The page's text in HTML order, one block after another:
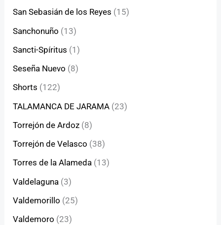
San Sebasián de los Reyes (15)
Sanchonuño (13)
Sancti-Spíritus (1)
Seseña Nuevo (8)
Shorts (122)
TALAMANCA DE JARAMA (23)
Torrejón de Ardoz (8)
Torrejón de Velasco (38)
Torres de la Alameda (13)
Valdelaguna (3)
Valdemorillo (25)
Valdemoro (23)